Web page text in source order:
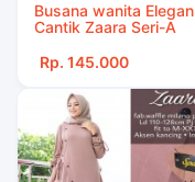
Busana wanita Elegan
Cantik Zaara Seri-A
Rp. 145.000